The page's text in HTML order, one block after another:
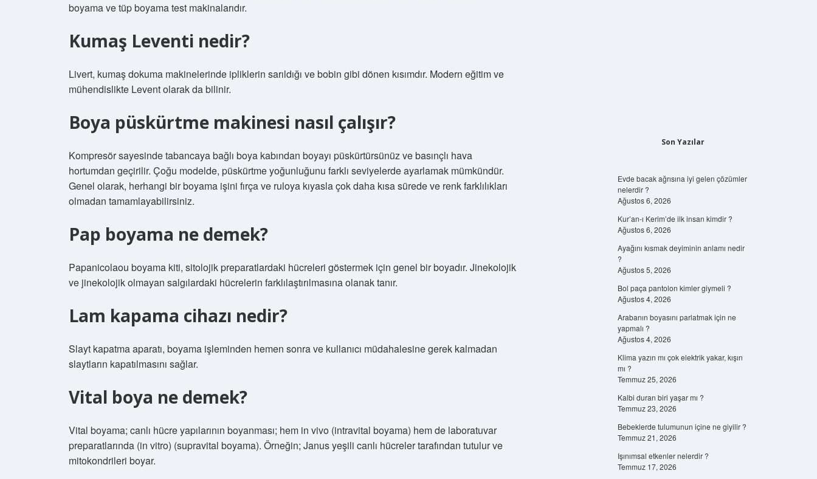
boyama ve tüp boyama test makinalarıdır.
Kumaş Leventi nedir?
Livert, kumaş dokuma makinelerinde ipliklerin sarıldığı ve bobin gibi dönen kısımdır. Modern eğitim ve
mühendislikte Levent olarak da bilinir.
Boya püskürtme makinesi nasıl çalışır?
Kompresör sayesinde tabancaya bağlı boya kabından boyayı püskürtürsünüz ve basınçlı hava
hortumdan geçirilir. Çoğu modelde, püskürtme yoğunluğunu farklı seviyelerde ayarlamak mümkündür.
Genel olarak, herhangi bir boyama işini fırça ve ruloya kıyasla çok daha kısa sürede ve renk farklılıkları
olmadan tamamlayabilirsiniz.
Pap boyama ne demek?
Papanicolaou boyama kiti, sitolojik preparatlardaki hücreleri göstermek için genel bir boyadır. Jinekolojik
ve jinekolojik olmayan salgılardaki hücrelerin farklılaştırılmasına olanak tanır.
Lam kapama cihazı nedir?
Slayt kapatma aparatı, boyama işleminden hemen sonra ve kullanıcı müdahalesine gerek kalmadan
slaytların kapatılmasını sağlar.
Vital boya ne demek?
Vital boyama; canlı hücre yapılarının boyanması; hem in vivo (intravital boyama) hem de laboratuvar
preparatlarında (in vitro) (supravital boyama). Örneğin; Janus yeşili canlı hücreler tarafından tutulur ve
mitokondrileri boyar.
Son Yazılar
Evde bacak ağrısına iyi gelen çözümler
nelerdir ?
Ağustos 6, 2026
Kur’an-ı Kerim’de ilk insan kimdir ?
Ağustos 6, 2026
Ayağını kısmak deyiminin anlamı nedir
?
Ağustos 5, 2026
Bol paça pantolon kimler giymeli ?
Ağustos 4, 2026
Arabanın boyasını parlatmak için ne
yapmalı ?
Ağustos 4, 2026
Klima yazın mı çok elektrik yakar, kışın
mı ?
Temmuz 25, 2026
Kalbi duran biri yaşar mı ?
Temmuz 23, 2026
Bebeklerde tulumunun içine ne giyilir ?
Temmuz 21, 2026
Işınımsal etkenler nelerdir ?
Temmuz 17, 2026